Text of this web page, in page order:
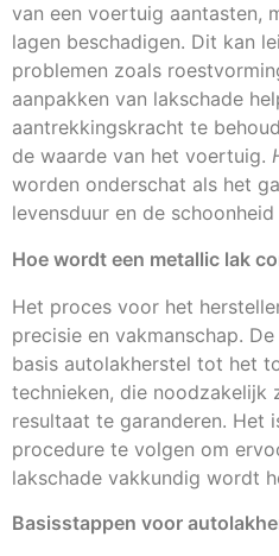
van een voertuig aantasten,
lagen beschadigen. Dit kan
problemen zoals
aanpakken van lakschade
aantrekkingskracht te
de waarde van het voertuig.
worden onderschat als het
levensduur en de
Hoe wordt een metallic lak
Het proces voor het
precisie en vakmanschap.
basis autolakherstel tot het
technieken, die noodzakelijk
resultaat te garanderen. Het
procedure te volgen om
lakschade vakkundig wordt
Basisstappen voor